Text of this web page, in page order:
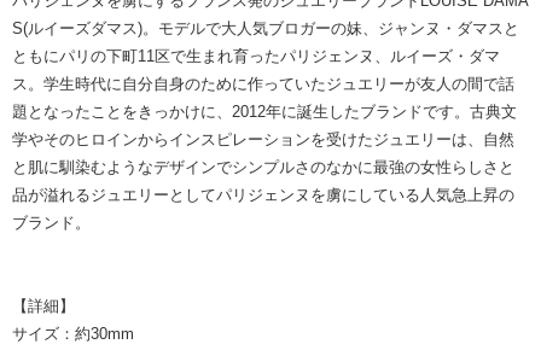
S(ルイーズダマス)。モデルで大人気ブロガーの妹、ジャンヌ・ダマスと
ともにパリの下町11区で生まれ育ったパリジェンヌ、ルイーズ・ダマ
ス。学生時代に自分自身のために作っていたジュエリーが友人の間で話
題となったことをきっかけに、2012年に誕生したブランドです。古典文
学やそのヒロインからインスピレーションを受けたジュエリーは、自然
と肌に馴染むようなデザインでシンプルさのなかに最強の女性らしさと
品が溢れるジュエリーとしてパリジェンヌを虜にしている人気急上昇の
ブランド。
【詳細】
サイズ：約30mm